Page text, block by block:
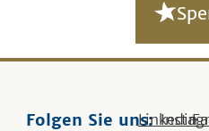
Folgen Sie uns:Linkedin